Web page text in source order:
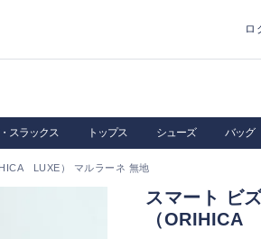
ロ
スラックス トップス シューズ バッグ
LUXE） マルラーネ 無地
スマート ビ
（ORIHICA